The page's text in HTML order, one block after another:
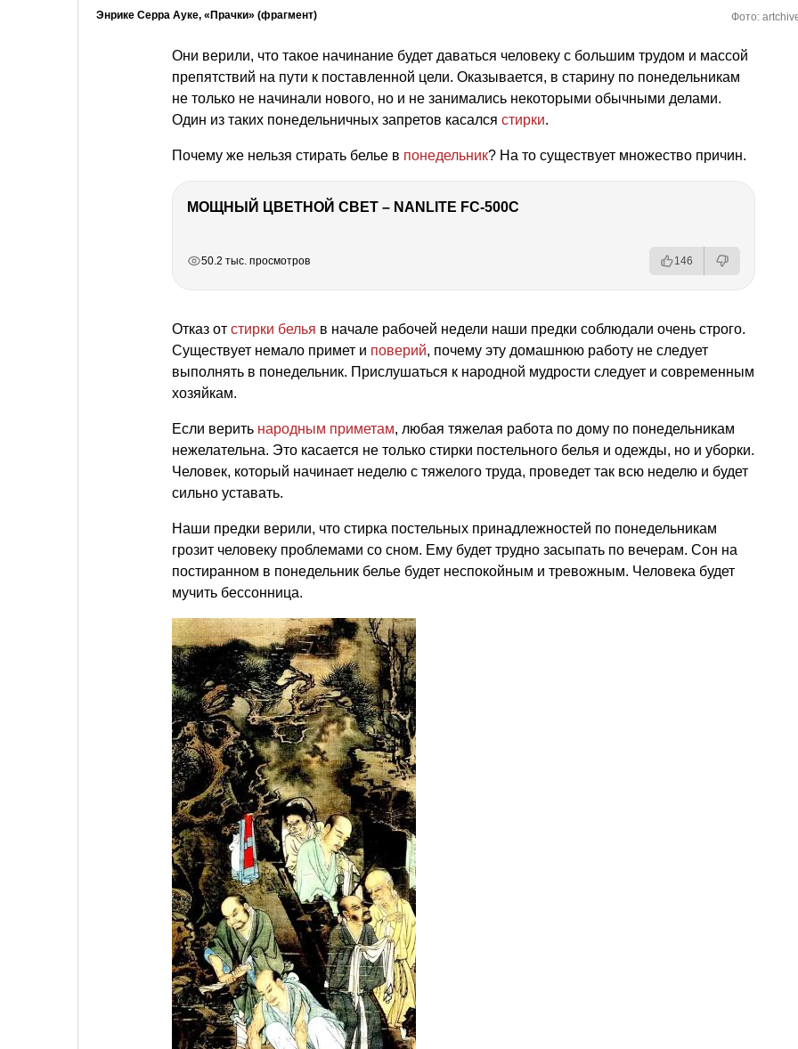
Энрике Серра Ауке, «Прачки» (фрагмент) Фото:
Они верили, что такое начинание будет даваться человеку с большим трудом и массой
препятствий на пути к поставленной цели. Оказывается, в старину по понедельникам
не только не начинали нового, но и не занимались некоторыми обычными делами.
Один из таких понедельничных запретов касался стирки.
Почему же нельзя стирать белье в понедельник? На то существует множество причин.
МОЩНЫЙ ЦВЕТНОЙ СВЕТ – NANLITE FC-500C
50.2 тыс. просмотров 146
Отказ от стирки белья в начале рабочей недели наши предки соблюдали очень строго.
Существует немало примет и поверий, почему эту домашнюю работу не следует
выполнять в понедельник. Прислушаться к народной мудрости следует и современным
хозяйкам.
Если верить народным приметам, любая тяжелая работа по дому по понедельникам
нежелательна. Это касается не только стирки постельного белья и одежды, но и уборки.
Человек, который начинает неделю с тяжелого труда, проведет так всю неделю и будет
сильно уставать.
Наши предки верили, что стирка постельных принадлежностей по понедельникам
грозит человеку проблемами со сном. Ему будет трудно засыпать по вечерам. Сон на
постиранном в понедельник белье будет неспокойным и тревожным. Человека будет
мучить бессонница.